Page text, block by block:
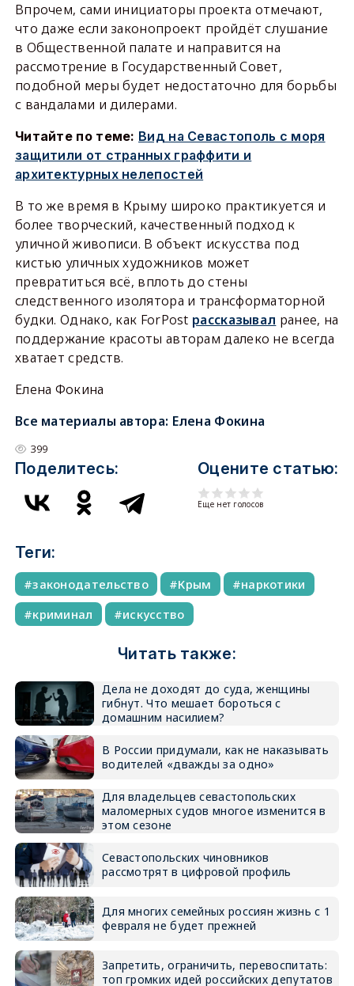
Впрочем, сами инициаторы проекта отмечают,
что даже если законопроект пройдёт слушание
в Общественной палате и направится на
рассмотрение в Государственный Совет,
подобной меры будет недостаточно для борьбы
с вандалами и дилерами.
Читайте по теме: Вид на Севастополь с моря
защитили от странных граффити и
архитектурных нелепостей
В то же время в Крыму широко практикуется и
более творческий, качественный подход к
уличной живописи. В объект искусства под
кистью уличных художников может
превратиться всё, вплоть до стены
следственного изолятора и трансформаторной
будки. Однако, как ForPost рассказывал ранее, на
поддержание красоты авторам далеко не всегда
хватает средств.
Елена Фокина
Все материалы автора: Елена Фокина
399
Поделитесь: Оцените статью:
Еще нет голосов
Теги:
законодательство Крым
наркотики
криминал
искусство
Читать также:
Дела не доходят до суда, женщины
гибнут. Что мешает бороться с
домашним насилием?
В России придумали, как не наказывать
водителей «дважды за одно»
Для владельцев севастопольских
маломерных судов многое изменится в
этом сезоне
Севастопольских чиновников
рассмотрят в цифровой профиль
Для многих семейных россиян жизнь с 1
февраля не будет прежней
Запретить, ограничить, перевоспитать:
топ громких идей российских депутатов